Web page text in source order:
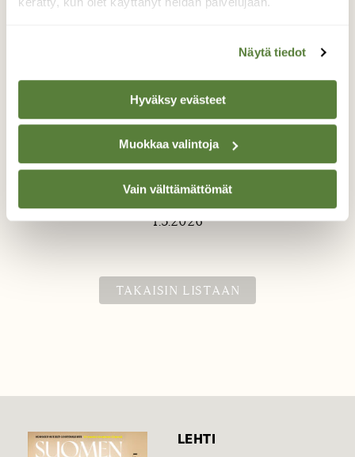
Näytä tiedot
Hyväksy evästeet
Muokkaa valintoja
Vain välttämättömät
Vaivero
Vappuretken kohokohtia: vaiveroa kasvoi
Jukajärven rannalla.
Valokuvaaja: Jaana Saarelainen, Jukajärvi, Joensuu
1.5.2026
TAKAISIN LISTAAN
LEHTI